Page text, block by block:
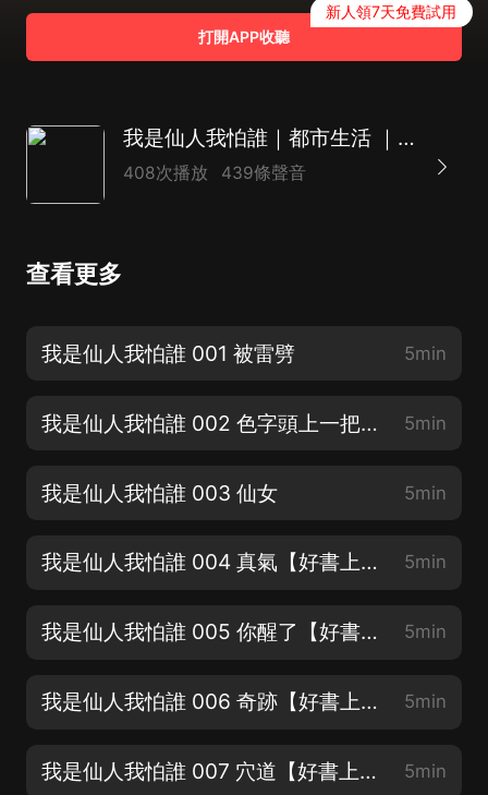
打開APP收聽
新人領7天免費試用
我是仙人我怕誰｜都市生活 ｜玄幻奇幻｜修煉成長
408次播放 439條聲音
查看更多
我是仙人我怕誰 001 被雷劈 5min
我是仙人我怕誰 002 色字頭上一把刀【好書上架求訂閱、月票、五星好評】 5min
我是仙人我怕誰 003 仙女 5min
我是仙人我怕誰 004 真氣【好書上架求訂閱、月票、五星好評】 5min
我是仙人我怕誰 005 你醒了【好書上架求訂閱、月票、五星好評】 5min
我是仙人我怕誰 006 奇跡【好書上架求訂閱、月票、五星好評】 5min
我是仙人我怕誰 007 穴道【好書上架求訂閱、月票、五星好評】 5min